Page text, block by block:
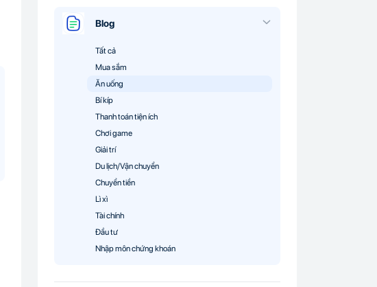
Blog
Tất cả
Mua sắm
Ăn uống
Bí kíp
Thanh toán tiện ích
Chơi game
Giải trí
Du lịch/Vận chuyển
Chuyển tiền
Lì xì
Tài chính
Đầu tư
Nhập môn chứng khoán